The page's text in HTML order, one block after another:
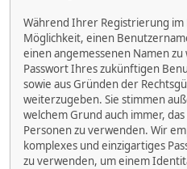
Während Ihrer Registrierung im
Möglichkeit, einen
einen angemessenen Namen zu
Passwort Ihres zukünftigen
sowie aus Gründen der
weiterzugeben. Sie stimmen
welchem Grund auch immer,
Personen zu verwenden. Wir
komplexes und einzigartiges
zu verwenden, um einem